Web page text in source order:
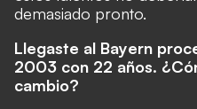
demasiado pronto.
Llegaste al Bayern
2003 con 22 años.
cambio?